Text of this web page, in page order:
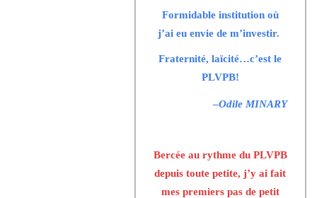
Formidable institution où
j’ai eu envie de m’investir.
Fraternité, laïcité…c’est le
PLVPB!
–Odile MINARY
Bercée au rythme du PLVPB
depuis toute petite, j’y ai fait
mes premiers pas de petit